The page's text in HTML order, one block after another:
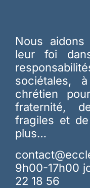
Nous
leur foi
sociétales,
chrétien
fraternité,
fragiles et
plus…
9h00-17h00
22 18 56